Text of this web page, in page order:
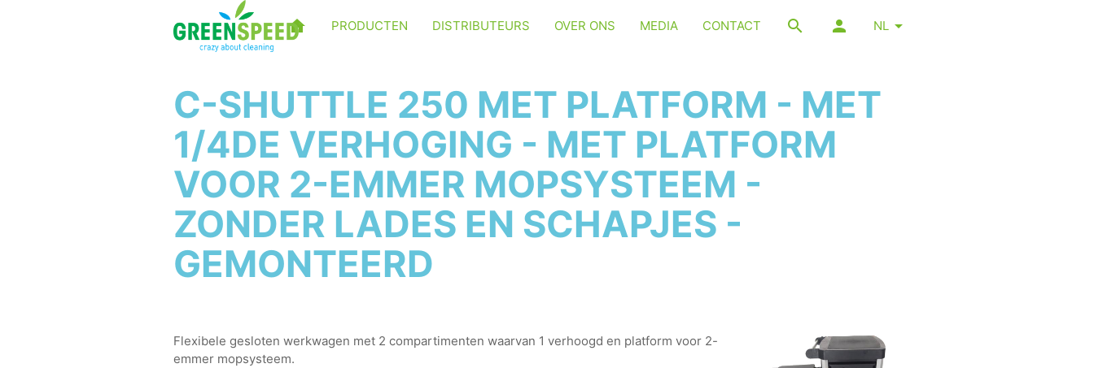
NL
PRODUCTEN DISTRIBUTEURS OVER ONS MEDIA CONTACT
C-SHUTTLE 250 MET PLATFORM - MET
1/4DE VERHOGING - MET PLATFORM
VOOR 2-EMMER MOPSYSTEEM -
ZONDER LADES EN SCHAPJES -
GEMONTEERD
Flexibele gesloten werkwagen met 2 compartimenten waarvan 1 verhoogd en platform voor 2-
emmer mopsysteem.